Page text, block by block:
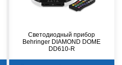
Светодиодный прибор
Behringer DIAMOND DOME
DD610-R